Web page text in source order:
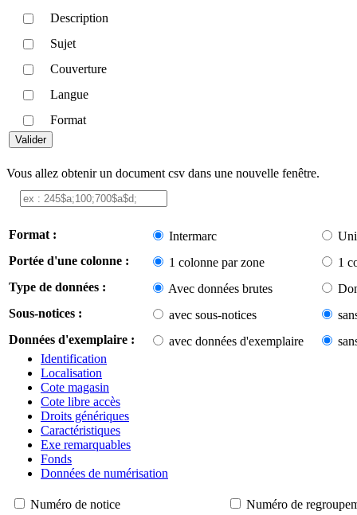
Description
Sujet
Couverture
Langue
Format
Vous allez obtenir un document csv dans une nouvelle fenêtre.
Format : Intermarc
Portée d'une colonne :
1 colonne par zone
1
Type de données :
Avec données brutes
Sous-notices :
avec sous-notices
Données d'exemplaire :
avec données d'exemplaire
Identification
Localisation
Cote magasin
Cote libre accès
Droits génériques
Caractéristiques
Exe remarquables
Fonds
Données de numérisation
Numéro de notice
Numéro de